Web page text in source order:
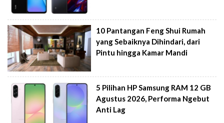
10 Pantangan Feng Shui Rumah
yang Sebaiknya Dihindari, dari
Pintu hingga Kamar Mandi
5 Pilihan HP Samsung RAM 12 GB
Agustus 2026, Performa Ngebut
Anti Lag